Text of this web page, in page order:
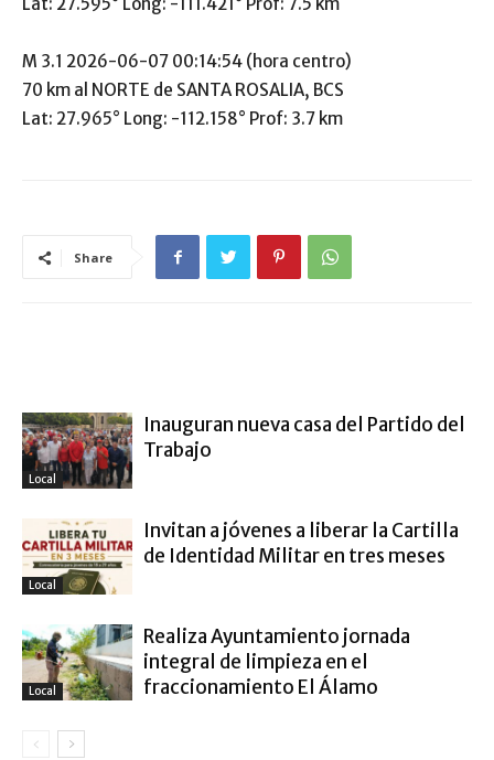
M 3.1 2026-06-07 00:14:54 (hora centro)
70 km al NORTE de SANTA ROSALIA, BCS
Lat: 27.965° Long: -112.158° Prof: 3.7 km
Share
Local
Inauguran nueva casa del Partido del
Trabajo
Local
Invitan a jóvenes a liberar la Cartilla
de Identidad Militar en tres meses
Local
Realiza Ayuntamiento jornada
integral de limpieza en el
fraccionamiento El Álamo